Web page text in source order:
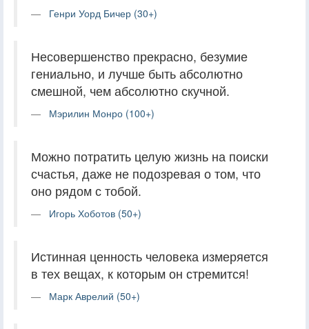
Генри Уорд Бичер (30+)
Несовершенство прекрасно, безумие
гениально, и лучше быть абсолютно
смешной, чем абсолютно скучной.
Мэрилин Монро (100+)
Можно потратить целую жизнь на поиски
счастья, даже не подозревая о том, что
оно рядом с тобой.
Игорь Хоботов (50+)
Истинная ценность человека измеряется
в тех вещах, к которым он стремится!
Марк Аврелий (50+)